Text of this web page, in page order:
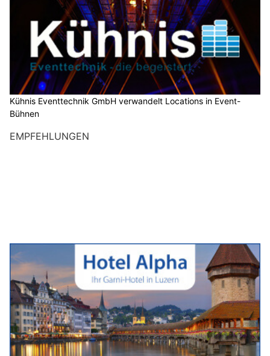
Kühnis Eventtechnik GmbH verwandelt Locations in Event-
Bühnen
EMPFEHLUNGEN